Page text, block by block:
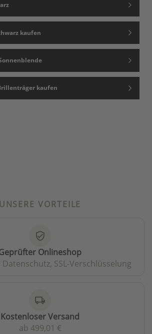
kaufen
kaufen
UNSERE VORTEILE
verified_user
Onlineshop
SSL-Verschlüsselung
local_shipping
Kostenloser Versand
ab 499,01 €